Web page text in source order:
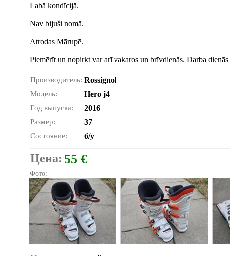
Labā kondīcijā.
Nav bijuši nomā.
Atrodas Mārupē.
Piemērīt un nopirkt var arī vakaros un brīvdienās. Darba
Производитель: Rossignol
Модель: Hero j4
Год выпуска: 2016
Размер: 37
Состояние: б/у
Цена: 55 €
Фото: